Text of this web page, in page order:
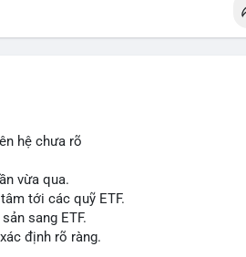
stablecoin theo khung mới nghiêm
thiết lập tiền lệ cho các vụ án hình sự và
dù vẫn còn rào cản pháp lý.
#cc #sky #sand
hệ chưa rõ
vừa qua.
tới các quỹ ETF.
sang ETF.
định rõ ràng.